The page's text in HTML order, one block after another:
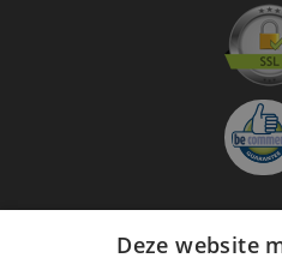
Aanmelden nieuwsbrief
Deze website